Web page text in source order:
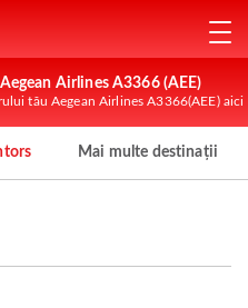
Airlines A3366 (AEE)
tău Aegean Airlines A3366(AEE) aici
Mai multe destinații